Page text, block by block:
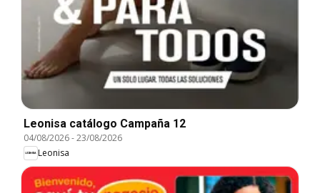
Leonisa catálogo Campaña 12
04/08/2026-23/08/2026
Leonisa